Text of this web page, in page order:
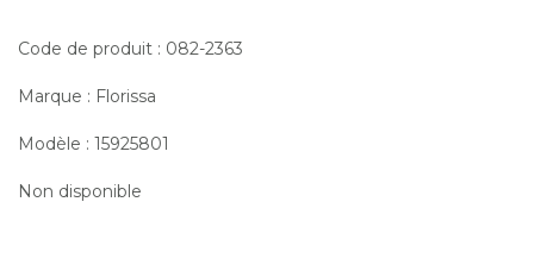
Code de produit : 082-2363
Marque : Florissa
Modèle : 15925801
Non disponible